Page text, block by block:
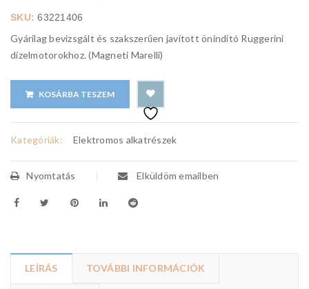
SKU:63221406
Gyárilag bevizsgált és szakszerűen javított önindító Ruggerini
dízelmotorokhoz. (Magneti Marelli)
KOSÁRBA TESZEM
Kategóriák: Elektromos alkatrészek
Nyomtatás Elküldöm emailben
LEÍRÁS TOVÁBBI INFORMÁCIÓK